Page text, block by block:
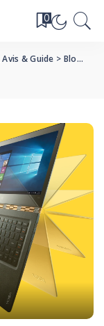
0
& Guide > Blog >